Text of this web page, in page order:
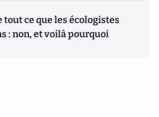
tout ce que les écologistes
: non, et voilà pourquoi